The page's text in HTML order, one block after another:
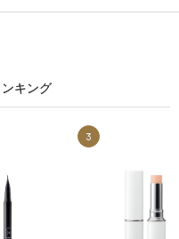
ンキング
3